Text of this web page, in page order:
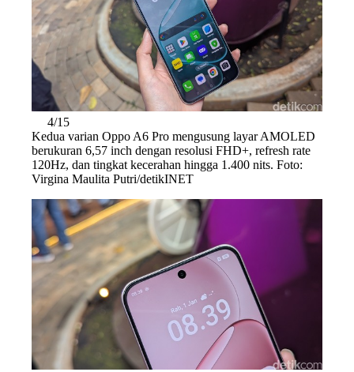
4/15
Kedua varian Oppo A6 Pro mengusung layar AMOLED
berukuran 6,57 inch dengan resolusi FHD+, refresh rate
120Hz, dan tingkat kecerahan hingga 1.400 nits. Foto:
Virgina Maulita Putri/detikINET